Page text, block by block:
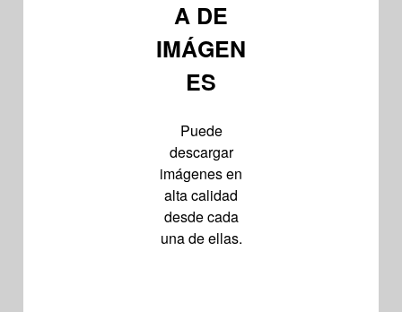
A DE
IMÁGEN
ES
Puede
descargar
imágenes en
alta calidad
desde cada
una de ellas.